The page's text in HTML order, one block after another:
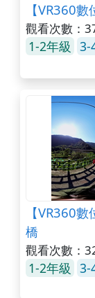
【VR360
觀看次數：
1-2年級 3-
【VR360
橋
觀看次數：
1-2年級 3-